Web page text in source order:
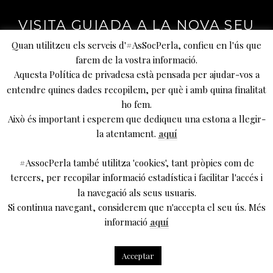
2
/
1
1
/
0
1
VISITA GUIADA A LA NOVA SEU
DE LA SALA BECKETT + “LA
DESAPARICIÓ DE WENDY”
NewsletterContacta’nsInstagramFacebookTwitterYoutubeTelegram
RSS
Quan utilitzeu els serveis d'#AsSocPerla, confieu en l'ús que
farem de la vostra informació.
Aquesta Política de privadesa està pensada per ajudar-vos a
entendre quines dades recopilem, per què i amb quina finalitat
ho fem.
Això és important i esperem que dediqueu una estona a llegir-
la atentament. aquí
#AssocPerla també utilitza 'cookies', tant pròpies com de
tercers, per recopilar informació estadística i facilitar l'accés i
la navegació als seus usuaris.
Si continua navegant, considerem que n'accepta el seu ús. Més
informació aquí
Acceptar